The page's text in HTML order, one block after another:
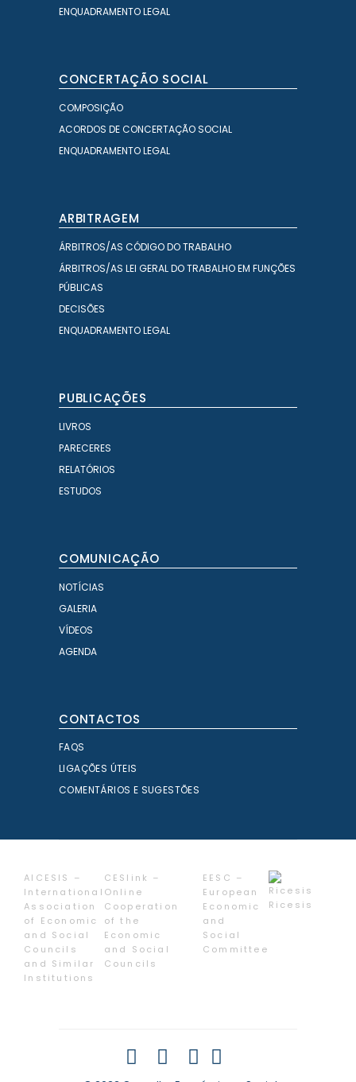
ENQUADRAMENTO LEGAL
CONCERTAÇÃO SOCIAL
COMPOSIÇÃO
ACORDOS DE CONCERTAÇÃO SOCIAL
ENQUADRAMENTO LEGAL
ARBITRAGEM
ÁRBITROS/AS CÓDIGO DO TRABALHO
ÁRBITROS/AS LEI GERAL DO TRABALHO EM FUNÇÕES
PÚBLICAS
DECISÕES
ENQUADRAMENTO LEGAL
PUBLICAÇÕES
LIVROS
PARECERES
RELATÓRIOS
ESTUDOS
COMUNICAÇÃO
NOTÍCIAS
GALERIA
VÍDEOS
AGENDA
CONTACTOS
FAQS
LIGAÇÕES ÚTEIS
COMENTÁRIOS E SUGESTÕES
AICESIS –
International
Association
of Economic
and Social
Councils
and Similar
Institutions
CESlink –
Online
Cooperation
of the
Economic
and Social
Councils
EESC –
European
Economic
and
Social
Committee
Ricesis